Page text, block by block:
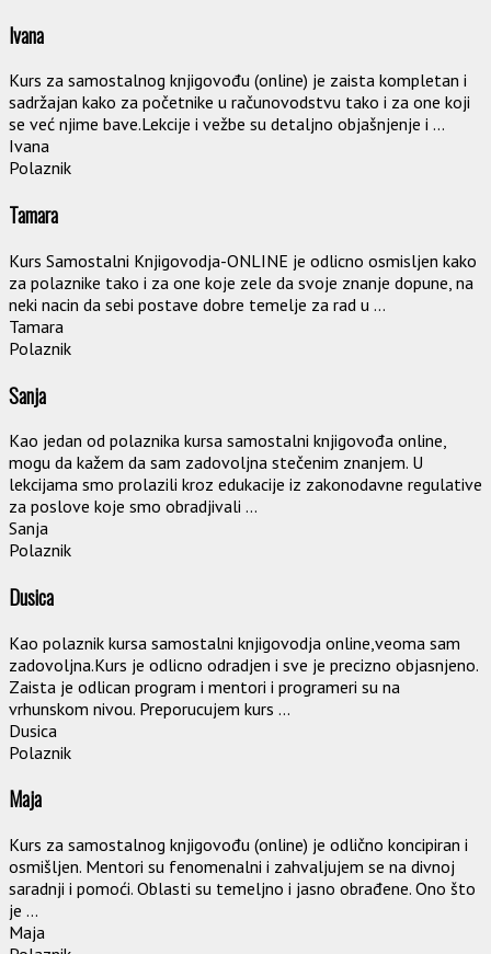
Ivana
Kurs za samostalnog knjigovođu (online) je zaista kompletan i
sadržajan kako za početnike u računovodstvu tako i za one koji
se već njime bave.Lekcije i vežbe su detaljno objašnjenje i ...
Ivana
Polaznik
Tamara
Kurs Samostalni Knjigovodja-ONLINE je odlicno osmisljen kako
za polaznike tako i za one koje zele da svoje znanje dopune, na
neki nacin da sebi postave dobre temelje za rad u ...
Tamara
Polaznik
Sanja
Kao jedan od polaznika kursa samostalni knjigovođa online,
mogu da kažem da sam zadovoljna stečenim znanjem. U
lekcijama smo prolazili kroz edukacije iz zakonodavne regulative
za poslove koje smo obradjivali ...
Sanja
Polaznik
Dusica
Kao polaznik kursa samostalni knjigovodja online,veoma sam
zadovoljna.Kurs je odlicno odradjen i sve je precizno objasnjeno.
Zaista je odlican program i mentori i programeri su na
vrhunskom nivou. Preporucujem kurs ...
Dusica
Polaznik
Maja
Kurs za samostalnog knjigovođu (online) je odlično koncipiran i
osmišljen. Mentori su fenomenalni i zahvaljujem se na divnoj
saradnji i pomoći. Oblasti su temeljno i jasno obrađene. Ono što
je ...
Maja